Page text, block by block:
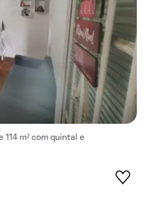
114 m² com quintal e